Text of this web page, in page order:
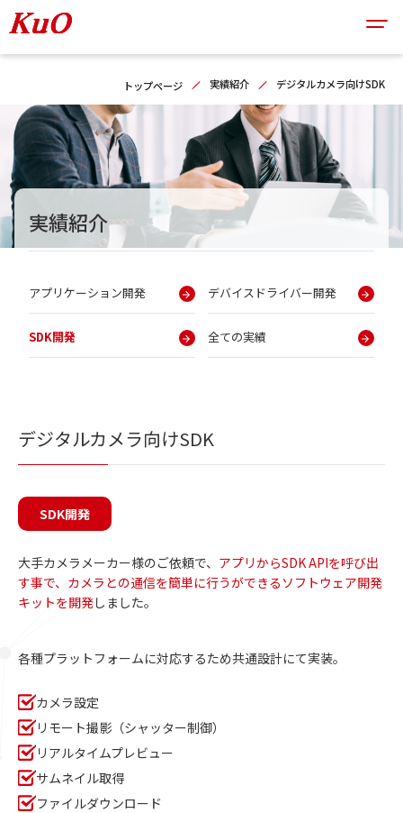
トップページ 実績紹介 デジタルカメラ向けSDK
実績紹介
アプリケーション開発 デバイスドライバー開発
SDK開発 全ての実績
デジタルカメラ向けSDK
SDK開発
大手カメラメーカー様のご依頼で、 アプリからSDK APIを呼び出
す事で、カメラとの通信を簡単に行うができるソフトウェア開発
キットを開発しました。
各種プラットフォームに対応するため共通設計にて実装。
カメラ設定
リモート撮影（シャッター制御）
リアルタイムプレビュー
サムネイル取得
ファイルダウンロード